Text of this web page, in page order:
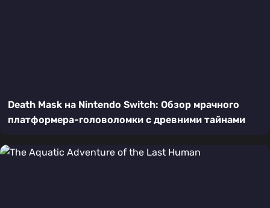
Death Mask на Nintendo Switch: Обзор мрачного
платформера-головоломки с древними тайнами